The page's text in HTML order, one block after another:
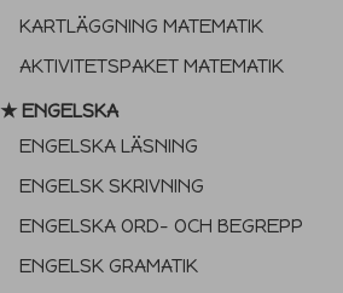
KARTLÄGGNING MATEMATIK
AKTIVITETSPAKET MATEMATIK
★ ENGELSKA
ENGELSKA LÄSNING
ENGELSK SKRIVNING
ENGELSKA ORD- OCH BEGREPP
ENGELSK GRAMATIK